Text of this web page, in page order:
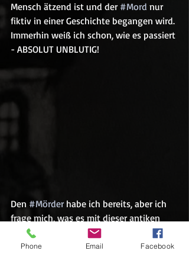
Mensch ätzend ist und der #Mord nur
fiktiv in einer Geschichte begangen wird.
Immerhin weiß ich schon, wie es passiert
- ABSOLUT UNBLUTIG!
Den #Mörder habe ich bereits, aber ich
frage mich, was es mit dieser antiken
Brosche auf sich hat, welche die Trägerin
nicht mag, aber in dem Dienstmädchen
Phone Email Facebook